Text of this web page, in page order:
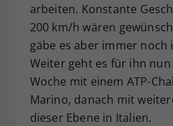
arbeiten. Konstante
200 km/h wären
gäbe es aber immer noch
Weiter geht es für ihn
Woche mit einem ATP-
Marino, danach mit
dieser Ebene in Italien.